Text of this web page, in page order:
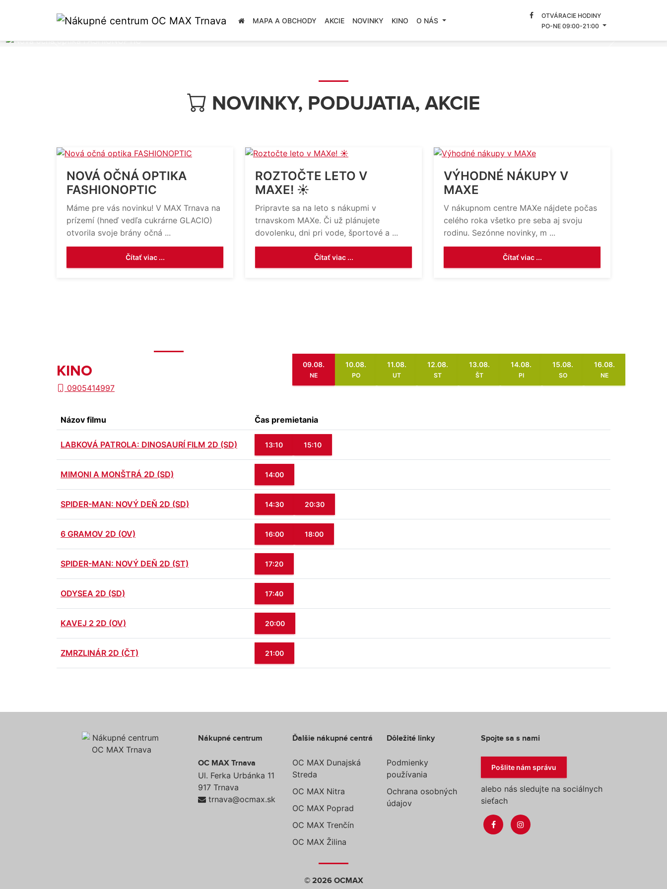
MAPA A OBCHODY AKCIE NOVINKY KINO O NÁS
OTVÁRACIE HODINY
PO-NE 09:00-21:00
NOVINKY, PODUJATIA, AKCIE
NOVÁ OČNÁ OPTIKA
FASHIONOPTIC
Máme pre vás novinku! V MAX Trnava na
prízemí (hneď vedľa cukrárne GLACIO)
otvorila svoje brány očná ...
Čítať viac ...
ROZTOČTE LETO V
MAXE! ☀️
Pripravte sa na leto s nákupmi v
trnavskom MAXe. Či už plánujete
dovolenku, dni pri vode, športové a ...
Čítať viac ...
VÝHODNÉ NÁKUPY V
MAXE
V nákupnom centre MAXe nájdete počas
celého roka všetko pre seba aj svoju
rodinu. Sezónne novinky, m ...
Čítať viac ...
KINO
0905414997
09.08.
NE
10.08.
PO
11.08.
UT
12.08.
ST
13.08.
ŠT
14.08.
PI
15.08.
SO
16.08.
NE
Názov filmu Čas premietania
LABKOVÁ PATROLA: DINOSAURÍ FILM 2D (SD) 13:10 15:10
MIMONI A MONŠTRÁ 2D (SD) 14:00
SPIDER-MAN: NOVÝ DEŇ 2D (SD) 14:30 20:30
6 GRAMOV 2D (OV) 16:00 18:00
SPIDER-MAN: NOVÝ DEŇ 2D (ST) 17:20
ODYSEA 2D (SD) 17:40
KAVEJ 2 2D (OV) 20:00
ZMRZLINÁR 2D (ČT) 21:00
Nákupné centrum
OC MAX Trnava
Ul. Ferka Urbánka 11
917 Trnava
trnava@ocmax.sk
Ďalšie nákupné centrá
OC MAX Dunajská
Streda
OC MAX Nitra
OC MAX Poprad
OC MAX Trenčín
OC MAX Žilina
Dôležité linky
Podmienky
používania
Ochrana osobných
údajov
Spojte sa s nami
Pošlite nám správu
alebo nás sledujte na sociálnych
sieťach
© 2026 OCMAX